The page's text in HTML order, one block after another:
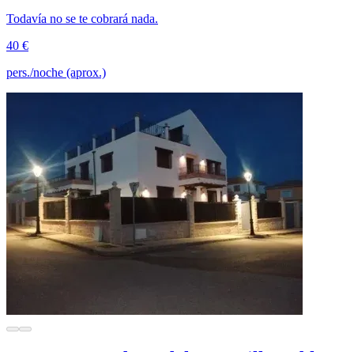
Todavía no se te cobrará nada.
40 €
pers./noche (aprox.)